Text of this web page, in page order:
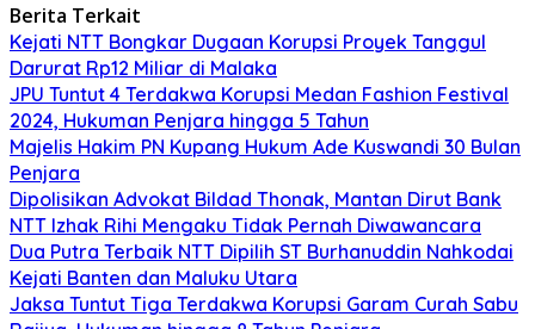
Berita Terkait
Kejati NTT Bongkar Dugaan Korupsi Proyek Tanggul
Darurat Rp12 Miliar di Malaka
JPU Tuntut 4 Terdakwa Korupsi Medan Fashion Festival
2024, Hukuman Penjara hingga 5 Tahun
Majelis Hakim PN Kupang Hukum Ade Kuswandi 30 Bulan
Penjara
Dipolisikan Advokat Bildad Thonak, Mantan Dirut Bank
NTT Izhak Rihi Mengaku Tidak Pernah Diwawancara
Dua Putra Terbaik NTT Dipilih ST Burhanuddin Nahkodai
Kejati Banten dan Maluku Utara
Jaksa Tuntut Tiga Terdakwa Korupsi Garam Curah Sabu